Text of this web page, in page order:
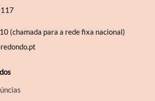
(chamada para a rede fixa nacional)